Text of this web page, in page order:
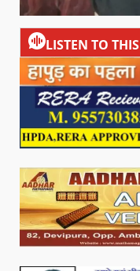
LISTEN TO THIS